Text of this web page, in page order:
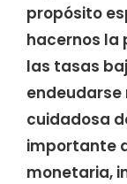
propósito
hacernos la
las tasas
endeudarse
cuidadosa
importante
monetaria,